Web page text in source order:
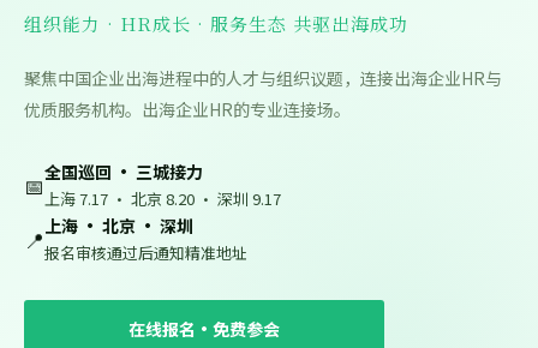
组织能力 · HR成长 · 服务生态 共驱出海成功
聚焦中国企业出海进程中的人才与组织议题，连接出海企业HR与
优质服务机构。出海企业HR的专业连接场。
📅全国巡回 · 三城接力
上海 7.17 · 北京 8.20 · 深圳 9.17
📍上海 · 北京 · 深圳
报名审核通过后通知精准地址
在线报名·免费参会